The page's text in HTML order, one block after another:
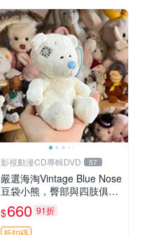
影視動漫CD專輯DVD 57
嚴選海淘Vintage Blue Nose
豆袋小熊，臀部與四肢俱
全，坐高11公分，附原盒與
吊牌收藏。藍鼻子小熊，值
得擁有 玩具 憶熊
$660 91折
折扣碼